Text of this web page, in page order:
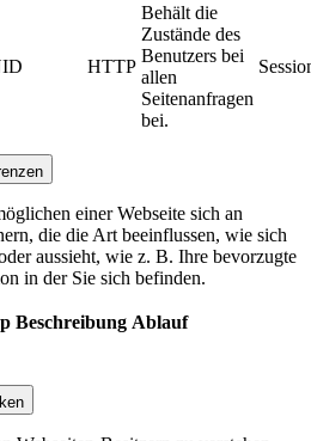
HTTP
Behält die
Zustände des
Benutzers bei
allen
Seitenanfragen
bei.
einer Webseite sich an
die die Art beeinflussen, wie sich
aussieht, wie z. B. Ihre bevorzugte
in der Sie sich befinden.
Beschreibung Ablauf